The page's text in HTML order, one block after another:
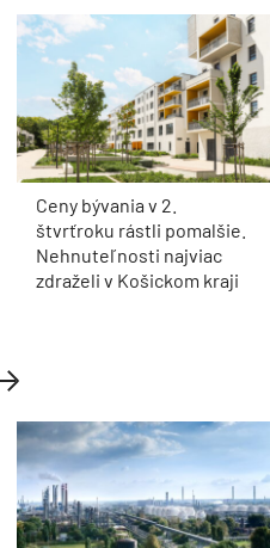
Ceny bývania v 2.
štvrťroku rástli pomalšie.
Nehnuteľnosti najviac
zdraželi v Košickom kraji